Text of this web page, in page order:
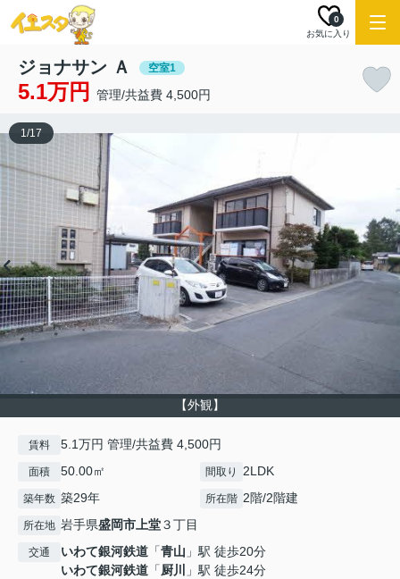
お気に入り
0
ジョナサン Ａ 空室1
5.1万円 管理/共益費 4,500円
【外観】
1/17
賃料 5.1万円 管理/共益費 4,500円
面積 50.00㎡ 間取り 2LDK
築年数 築29年 所在階 2階/2階建
所在地 岩手県盛岡市上堂３丁目
交通 いわて銀河鉄道 「青山 」駅 徒歩20分
いわて銀河鉄道 「厨川
」駅 徒歩24分